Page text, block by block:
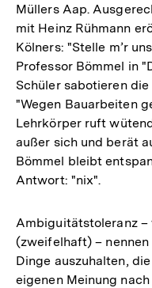
Müllers Aap.
mit Heinz Rühmann
Kölners: "Stelle m’r
Professor Bömmel in
Schüler sabotieren
"Wegen Bauarbeiten
Lehrkörper ruft
außer sich und berät
Bömmel bleibt
Antwort: "nix".
Ambiguitätstoleranz –
(zweifelhaft) –
Dinge auszuhalten,
eigenen Meinung